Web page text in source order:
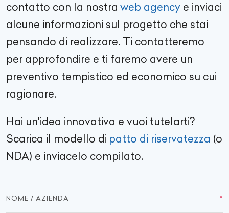
contatto con la nostra web agency e inviaci
alcune informazioni sul progetto che stai
pensando di realizzare. Ti contatteremo
per approfondire e ti faremo avere un
preventivo tempistico ed economico su cui
ragionare.
Hai un'idea innovativa e vuoi tutelarti?
Scarica il modello di patto di riservatezza (o
NDA) e inviacelo compilato.
NOME / AZIENDA